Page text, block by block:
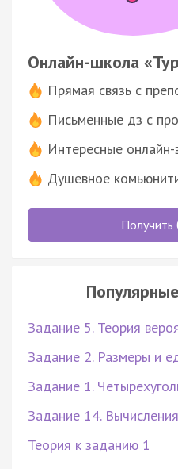
Онлайн-школа
Прямая связь с
Письменные дз с
Интересные онлайн-
Душевное
Получить
Задание 5. Теория
Задание 2. Размеры и
Задание 1.
Задание 14. Вычисления
Теория к заданию 1